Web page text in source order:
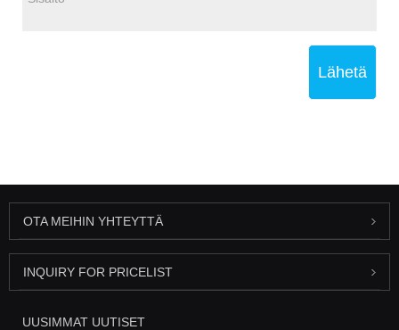
Lähetä
OTA MEIHIN YHTEYTTÄ
INQUIRY FOR PRICELIST
UUSIMMAT UUTISET